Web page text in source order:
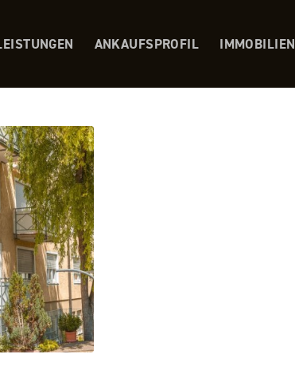
ANKAUFSPROFIL IMMOBILIEN